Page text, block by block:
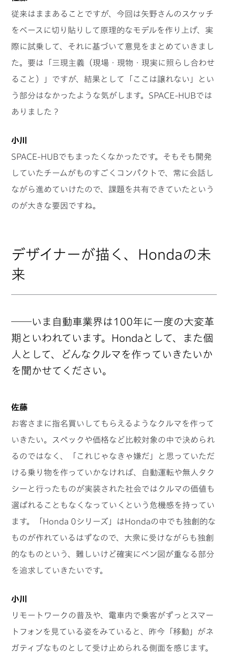
従来はままあることですが、今回は矢野さんのスケッチ
をベースに切り貼りして原理的なモデルを作り上げ、実
際に試乗して、それに基づいて意見をまとめていきまし
た。要は「三現主義（現場・現物・現実に照らし合わせ
ること）」ですが、結果として「ここは譲れない」とい
う部分はなかったような気がします。SPACE-HUBでは
ありました？
小川
SPACE-HUBでもまったくなかったです。そもそも開発
していたチームがものすごくコンパクトで、常に会話し
ながら進めていけたので、課題を共有できていたという
のが大きな要因ですね。
デザイナーが描く、Hondaの未
来
──いま自動車業界は100年に一度の大変革
期といわれています。Hondaとして、また個
人として、どんなクルマを作っていきたいか
を聞かせてください。
佐藤
お客さまに指名買いしてもらえるようなクルマを作って
いきたい。スペックや価格など比較対象の中で決められ
るのではなく、「これじゃなきゃ嫌だ」と思っていただ
ける乗り物を作っていかなければ、自動運転や無人タク
シーと行ったものが実装された社会ではクルマの価値も
選ばれることもなくなっていくという危機感を持ってい
ます。「Honda 0シリーズ」はHondaの中でも独創的な
ものが作れているはずなので、大衆に受けながらも独創
的なものという、難しいけど確実にベン図が重なる部分
を追求していきたいです。
小川
リモートワークの普及や、電車内で乗客がずっとスマー
トフォンを見ている姿をみていると、昨今「移動」がネ
ガティブなものとして受け止められる側面を感じます。